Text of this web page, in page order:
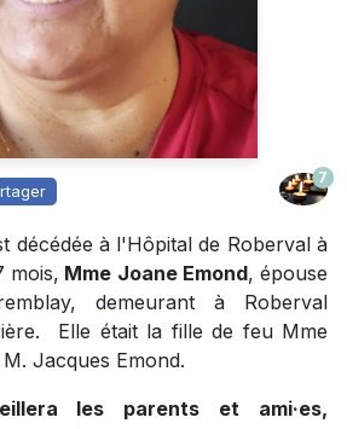
7
décédée à l'Hôpital de Roberval à
mois, Mme Joane Emond, épouse
demeurant à Roberval
Elle était la fille de feu Mme
Jacques Emond.
les parents et ami·es,